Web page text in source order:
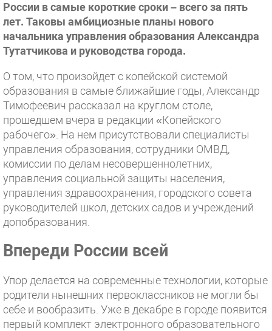
России в самые короткие сроки – всего за пять
лет. Таковы амбициозные планы нового
начальника управления образования Александра
Тутатчикова и руководства города.
О том, что произойдет с копейской системой
образования в самые ближайшие годы, Александр
Тимофеевич рассказал на круглом столе,
прошедшем вчера в редакции «Копейского
рабочего». На нем присутствовали специалисты
управления образования, сотрудники ОМВД,
комиссии по делам несовершеннолетних,
управления социальной защиты населения,
управления здравоохранения, городского совета
руководителей школ, детских садов и учреждений
допобразования.
Впереди России всей
Упор делается на современные технологии, которые
родители нынешних первоклассников не могли бы
себе и вообразить. Уже в декабре в городе появится
первый комплект электронного образовательного